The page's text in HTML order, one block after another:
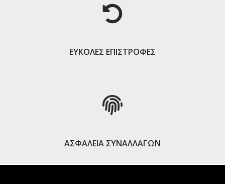
ΕΥΚΟΛΕΣ ΕΠΙΣΤΡΟΦΕΣ
ΑΣΦΑΛΕΙΑ ΣΥΝΑΛΛΑΓΩΝ